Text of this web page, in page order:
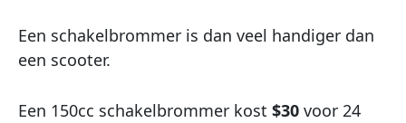
Een schakelbrommer is dan veel handiger dan
een scooter.
Een 150cc schakelbrommer kost $30 voor 24